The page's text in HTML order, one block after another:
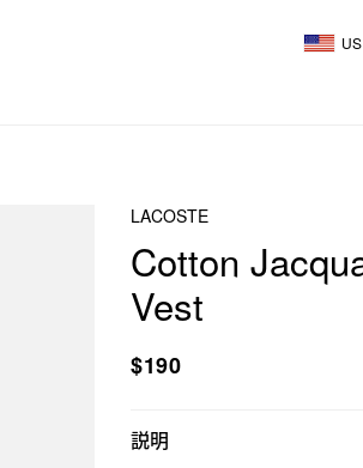
LACOSTE
Cotton
Vest
$190
説明